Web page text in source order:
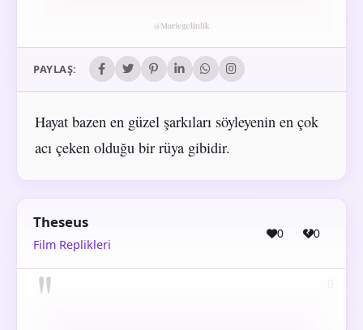
PAYLAŞ:
Hayat bazen en güzel şarkıları söyleyenin en çok
acı çeken olduğu bir rüya gibidir.
Theseus
Film Replikleri
0 0